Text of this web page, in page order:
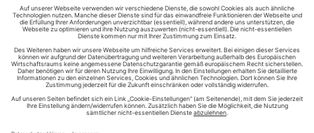
Ihren RSS-Feed veröffentlichen
RSS-Verzeichnis.de © 2003-2026
Impressum
Kontakt
Datenschutzinformation